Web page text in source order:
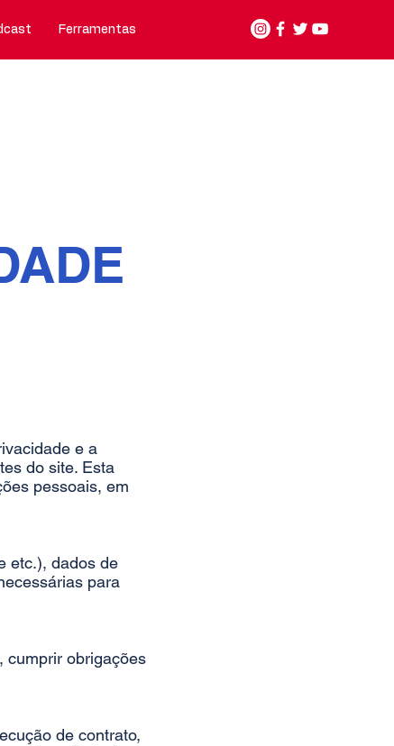
Ferramentas Nosso jeito de fazer Contato
e a
do site. Esta
pessoais, em
etc.), dados de
para
cumprir obrigações
de contrato,